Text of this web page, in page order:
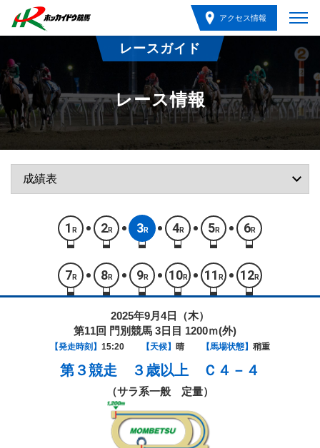
アクセス情報
レースガイド
レース情報
1 R 2R 3R 4R 5R 6R
7 R 8R 9R 10R 11 R 12R
2025年9月4日（木）
第11回 門別競馬 3日目 1200ｍ(外)
【発走時刻】 15:20 【天候】 晴 【馬場状態】 稍重
第３競走 ３歳以上 Ｃ４－４
（サラ系一般 定量）